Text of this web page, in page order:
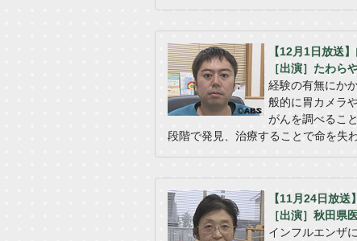
【12月1日放送
［出演］たわ
経験の有無にか
般的に胃カメラ
がんを調べるこ
段階で発見、治療することで命を失
【11月24日放
［出演］秋田
インフルエンザ